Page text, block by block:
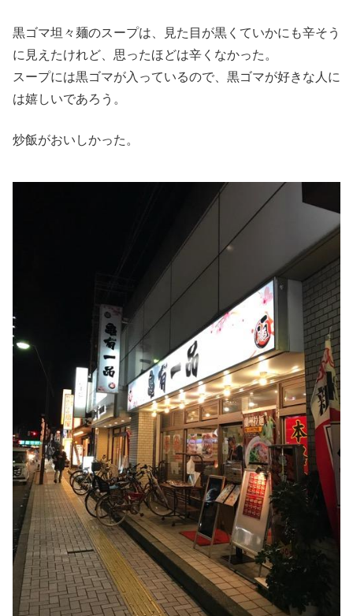
黒ゴマ坦々麺のスープは、見た目が黒くていかにも辛そう
に見えたけれど、思ったほどは辛くなかった。
スープには黒ゴマが入っているので、黒ゴマが好きな人に
は嬉しいであろう。
炒飯がおいしかった。